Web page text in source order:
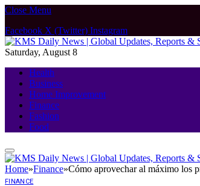
Close Menu
Facebook X (Twitter) Instagram
Saturday, August 8
Health
Business
Home Improvement
Finance
Fashion
Food
Home»Finance»Cómo aprovechar al máximo los
FINANCE